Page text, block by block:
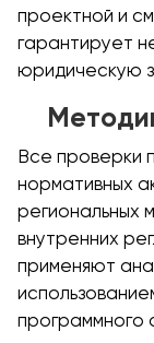
проектной и
гарантирует
юридическую
Все проверки
нормативных
региональных
внутренних
применяют
программного